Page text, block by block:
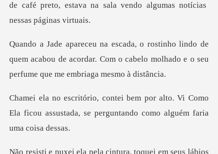
o de
quem acabou de acordar. Com o cabelo molhado
lto. Vi Como
Ela ficou assustada, se pergu
seus lábios